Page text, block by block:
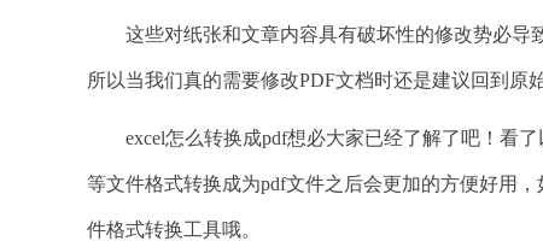
这些对纸张和文章内容具有破坏性的修改势必导致
所以当我们真的需要修改PDF文档时还是建议回到原
excel怎么转换成pdf想必大家已经了解了吧！看了
等文件格式转换成为pdf文件之后会更加的方便好用
件格式转换工具哦。